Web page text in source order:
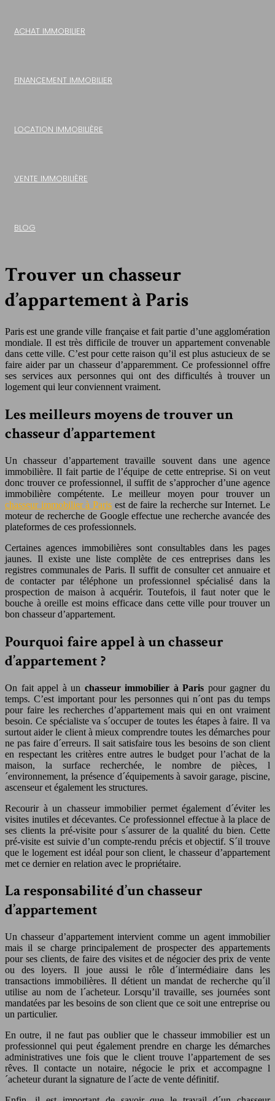
ACHAT IMMOBILIER
FINANCEMENT IMMOBILIER
LOCATION IMMOBILIÈRE
VENTE IMMOBILIÈRE
BLOG
Trouver un chasseur
d’appartement à Paris
Paris est une grande ville française et fait partie d’une agglomération
mondiale. Il est très difficile de trouver un appartement convenable
dans cette ville. C’est pour cette raison qu’il est plus astucieux de se
faire aider par un chasseur d’apparemment. Ce professionnel offre
ses services aux personnes qui ont des difficultés à trouver un
logement qui leur conviennent vraiment.
Les meilleurs moyens de trouver un
chasseur d’appartement
Un chasseur d’appartement travaille souvent dans une agence
immobilière. Il fait partie de l’équipe de cette entreprise. Si on veut
donc trouver ce professionnel, il suffit de s’approcher d’une agence
immobilière compétente. Le meilleur moyen pour trouver un
chasseur immobilier à Paris est de faire la recherche sur Internet. Le
moteur de recherche de Google effectue une recherche avancée des
plateformes de ces professionnels.
Certaines agences immobilières sont consultables dans les pages
jaunes. Il existe une liste complète de ces entreprises dans les
registres communales de Paris. Il suffit de consulter cet annuaire et
de contacter par téléphone un professionnel spécialisé dans la
prospection de maison à acquérir. Toutefois, il faut noter que le
bouche à oreille est moins efficace dans cette ville pour trouver un
bon chasseur d’appartement.
Pourquoi faire appel à un chasseur
d’appartement ?
On fait appel à un chasseur immobilier à Paris pour gagner du
temps. C’est important pour les personnes qui n´ont pas du temps
pour faire les recherches d’appartement mais qui en ont vraiment
besoin. Ce spécialiste va s´occuper de toutes les étapes à faire. Il va
surtout aider le client à mieux comprendre toutes les démarches pour
ne pas faire d´erreurs. Il sait satisfaire tous les besoins de son client
en respectant les critères entre autres le budget pour l’achat de la
maison, la surface recherchée, le nombre de pièces, l
´environnement, la présence d´équipements à savoir garage, piscine,
ascenseur et également les structures.
Recourir à un chasseur immobilier permet également d´éviter les
visites inutiles et décevantes. Ce professionnel effectue à la place de
ses clients la pré-visite pour s´assurer de la qualité du bien. Cette
pré-visite est suivie d’un compte-rendu précis et objectif. S´il trouve
que le logement est idéal pour son client, le chasseur d’appartement
met ce dernier en relation avec le propriétaire.
La responsabilité d’un chasseur
d’appartement
Un chasseur d’appartement intervient comme un agent immobilier
mais il se charge principalement de prospecter des appartements
pour ses clients, de faire des visites et de négocier des prix de vente
ou des loyers. Il joue aussi le rôle d´intermédiaire dans les
transactions immobilières. Il détient un mandat de recherche qu´il
utilise au nom de l´acheteur. Lorsqu’il travaille, ses journées sont
mandatées par les besoins de son client que ce soit une entreprise ou
un particulier.
En outre, il ne faut pas oublier que le chasseur immobilier est un
professionnel qui peut également prendre en charge les démarches
administratives une fois que le client trouve l’appartement de ses
rêves. Il contacte un notaire, négocie le prix et accompagne l
´acheteur durant la signature de l´acte de vente définitif.